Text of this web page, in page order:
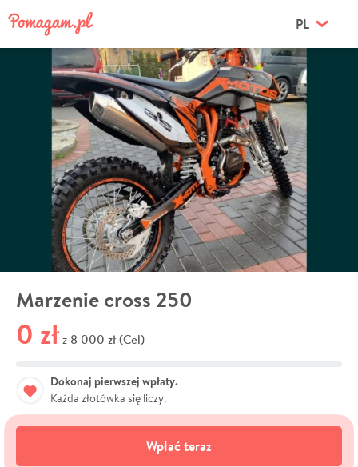
PL
Marzenie cross 250
0 zł z 8 000 zł (Cel)
Dokonaj pierwszej wpłaty.
Każda złotówka się liczy.
Wpłać teraz